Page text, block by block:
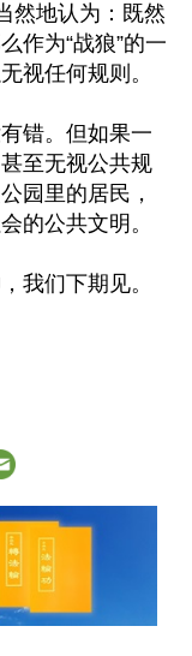
然地认为：既然
作为“战狼”的一
视任何规则。
错。但如果一
至无视公共规
园里的居民，
的公共文明。
我们下期见。